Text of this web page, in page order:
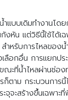
บบเดิมทำงานโดย
หัน แต่วิธีนี้ใช้ได้เฉ
หรับการไหลของน้
ลือกอื่น การแยกปร
ณะที่น้ำไหลผ่านช่อ
ก็ตาม กระบวนการ
จุจะสร้างขึ้นเฉพาะ